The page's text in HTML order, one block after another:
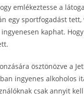
emlékeztesse a
egy sportfogadást
kaphat.
ösztönözve a
ingyenes alkoholos
csak annyit